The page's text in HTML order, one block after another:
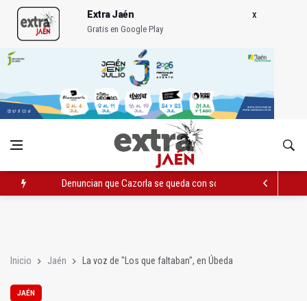
Extra Jaén
Gratis en Google Play
Denuncian que Cazorla se queda con solo dos bomberos por
Inicio Jaén La voz de "Los que faltaban", en Úbeda
JAÉN